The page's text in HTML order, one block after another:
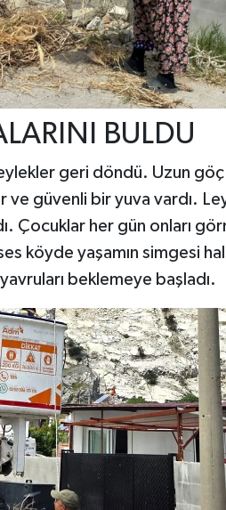
BULDU
geri döndü. Uzun
ve güvenli bir yuva vardı.
Çocuklar her gün onları
ses köyde yaşamın simgesi
beklemeye başladı.